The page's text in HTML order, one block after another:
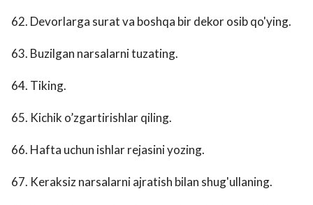
62. Devorlarga surat va boshqa bir dekor osib qo'ying.
63. Buzilgan narsalarni tuzating.
64. Tiking.
65. Kichik o’zgartirishlar qiling.
66. Hafta uchun ishlar rejasini yozing.
67. Keraksiz narsalarni ajratish bilan shug'ullaning.